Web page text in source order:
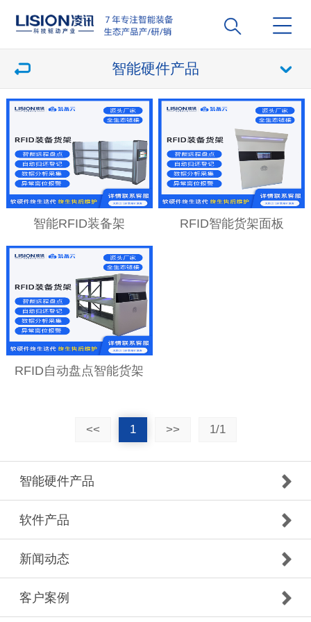
智能硬件产品
智能RFID装备架 RFID智能货架面板
RFID自动盘点智能货架
<< 1 >> 1/1
智能硬件产品
软件产品
新闻动态
客户案例